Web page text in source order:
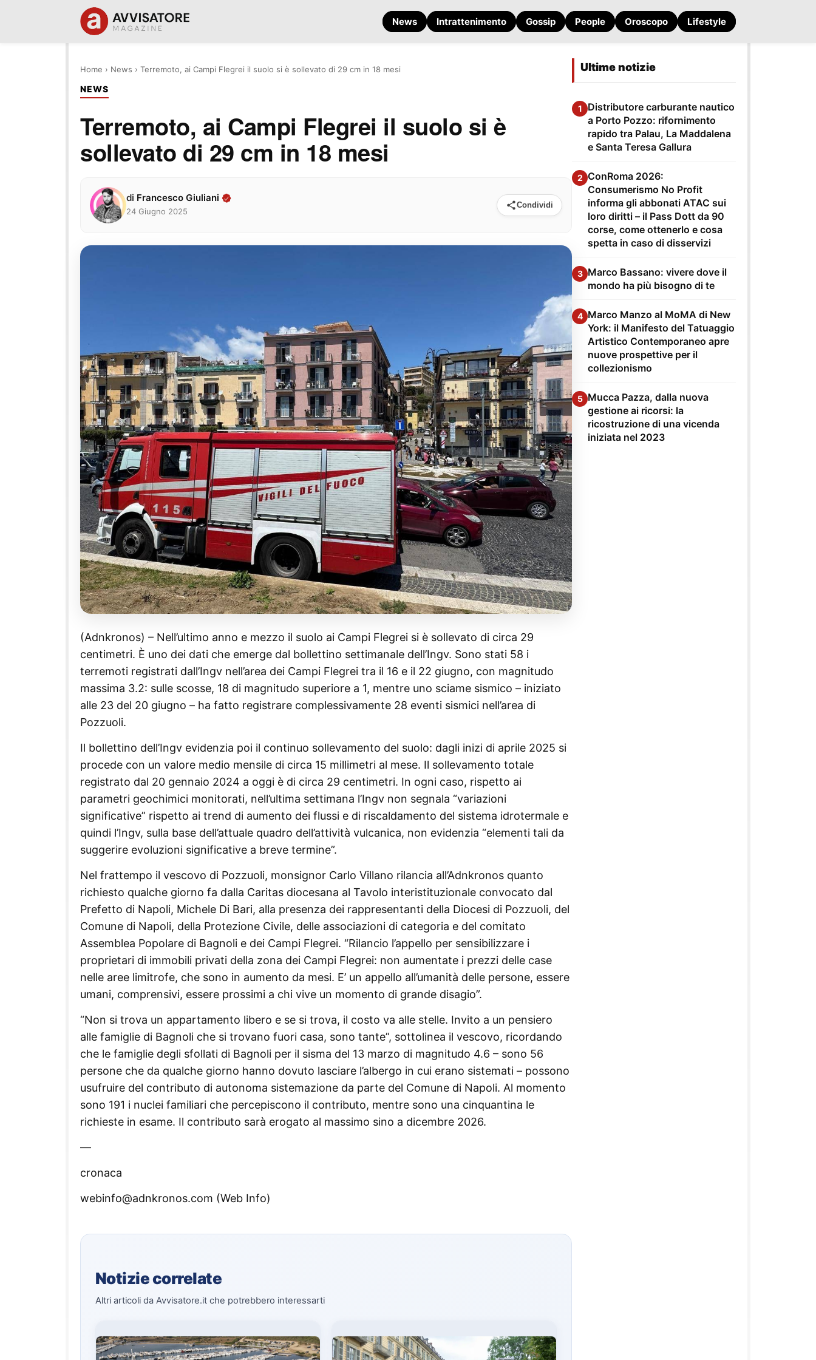
News Intrattenimento Gossip People Oroscopo Lifestyle
Home › News › Terremoto, ai Campi Flegrei il suolo si è sollevato di 29 cm in 18 mesi
NEWS
Terremoto, ai Campi Flegrei il suolo si è
sollevato di 29 cm in 18 mesi
di Francesco Giuliani
24 Giugno 2025
Condividi
(Adnkronos) – Nell’ultimo anno e mezzo il suolo ai Campi Flegrei si è sollevato di circa 29
centimetri. È uno dei dati che emerge dal bollettino settimanale dell’Ingv. Sono stati 58 i
terremoti registrati dall’Ingv nell’area dei Campi Flegrei tra il 16 e il 22 giugno, con magnitudo
massima 3.2: sulle scosse, 18 di magnitudo superiore a 1, mentre uno sciame sismico – iniziato
alle 23 del 20 giugno – ha fatto registrare complessivamente 28 eventi sismici nell’area di
Pozzuoli.
Il bollettino dell’Ingv evidenzia poi il continuo sollevamento del suolo: dagli inizi di aprile 2025 si
procede con un valore medio mensile di circa 15 millimetri al mese. Il sollevamento totale
registrato dal 20 gennaio 2024 a oggi è di circa 29 centimetri. In ogni caso, rispetto ai
parametri geochimici monitorati, nell’ultima settimana l’Ingv non segnala “variazioni
significative” rispetto ai trend di aumento dei flussi e di riscaldamento del sistema idrotermale e
quindi l’Ingv, sulla base dell’attuale quadro dell’attività vulcanica, non evidenzia “elementi tali da
suggerire evoluzioni significative a breve termine”.
Nel frattempo il vescovo di Pozzuoli, monsignor Carlo Villano rilancia all’Adnkronos quanto
richiesto qualche giorno fa dalla Caritas diocesana al Tavolo interistituzionale convocato dal
Prefetto di Napoli, Michele Di Bari, alla presenza dei rappresentanti della Diocesi di Pozzuoli, del
Comune di Napoli, della Protezione Civile, delle associazioni di categoria e del comitato
Assemblea Popolare di Bagnoli e dei Campi Flegrei. “Rilancio l’appello per sensibilizzare i
proprietari di immobili privati della zona dei Campi Flegrei: non aumentate i prezzi delle case
nelle aree limitrofe, che sono in aumento da mesi. E’ un appello all’umanità delle persone, essere
umani, comprensivi, essere prossimi a chi vive un momento di grande disagio”.
“Non si trova un appartamento libero e se si trova, il costo va alle stelle. Invito a un pensiero
alle famiglie di Bagnoli che si trovano fuori casa, sono tante”, sottolinea il vescovo, ricordando
che le famiglie degli sfollati di Bagnoli per il sisma del 13 marzo di magnitudo 4.6 – sono 56
persone che da qualche giorno hanno dovuto lasciare l’albergo in cui erano sistemati – possono
usufruire del contributo di autonoma sistemazione da parte del Comune di Napoli. Al momento
sono 191 i nuclei familiari che percepiscono il contributo, mentre sono una cinquantina le
richieste in esame. Il contributo sarà erogato al massimo sino a dicembre 2026.
—
cronaca
webinfo@adnkronos.com (Web Info)
Notizie correlate
Altri articoli da Avvisatore.it che potrebbero interessarti
Ultime notizie
1
Distributore carburante nautico
a Porto Pozzo: rifornimento
rapido tra Palau, La Maddalena
e Santa Teresa Gallura
2 ConRoma 2026:
Consumerismo No Profit
informa gli abbonati ATAC sui
loro diritti – il Pass Dott da 90
corse, come ottenerlo e cosa
spetta in caso di disservizi
3 Marco Bassano: vivere dove il
mondo ha più bisogno di te
4 Marco Manzo al MoMA di New
York: il Manifesto del Tatuaggio
Artistico Contemporaneo apre
nuove prospettive per il
collezionismo
5 Mucca Pazza, dalla nuova
gestione ai ricorsi: la
ricostruzione di una vicenda
iniziata nel 2023